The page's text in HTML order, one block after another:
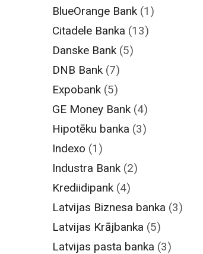
BlueOrange Bank (1)
Citadele Banka (13)
Danske Bank (5)
DNB Bank (7)
Expobank (5)
GE Money Bank (4)
Hipotēku banka (3)
Indexo (1)
Industra Bank (2)
Krediidipank (4)
Latvijas Biznesa banka (3)
Latvijas Krājbanka (5)
Latvijas pasta banka (3)